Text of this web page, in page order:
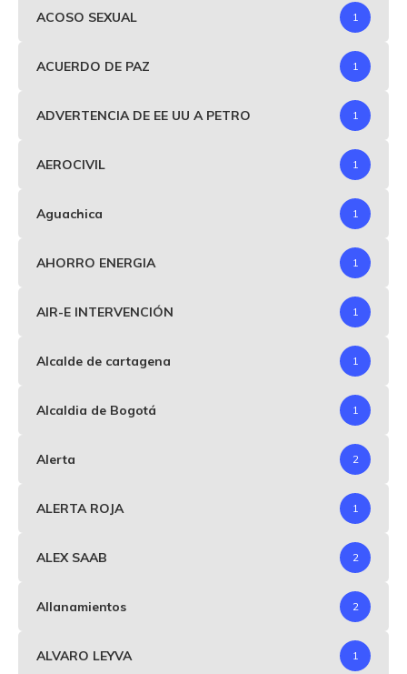
ACOSO SEXUAL 1
ACUERDO DE PAZ 1
ADVERTENCIA DE EE UU A PETRO 1
AEROCIVIL 1
Aguachica 1
AHORRO ENERGIA 1
AIR-E INTERVENCIÓN 1
Alcalde de cartagena 1
Alcaldia de Bogotá 1
Alerta 2
ALERTA ROJA 1
ALEX SAAB 2
Allanamientos 2
ALVARO LEYVA 1